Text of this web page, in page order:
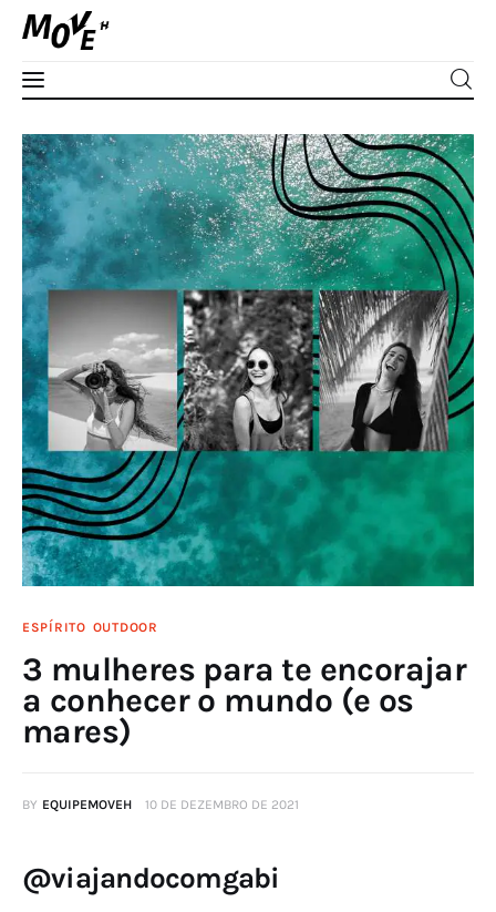
3 mulheres para te encorajar a conhecer o
mundo (e os mares)
SHARE POST
Corpo
Mente
Espírito
Edições
Séries
Apoie
PLUS
ESPÍRITO OUTDOOR
3 mulheres para te encorajar
a conhecer o mundo (e os
mares)
BY EQUIPEMOVEH 10 DE DEZEMBRO DE 2021
@viajandocomgabi